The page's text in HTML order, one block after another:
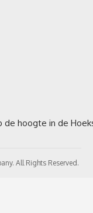
All Rights Reserved.